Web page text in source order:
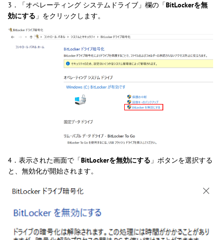
3．「オペレーティング システムドライブ」欄の「BitLockerを無
効にする 」をクリックします。
4．表示された画面で「BitLockerを無効にする 」ボタンを選択する
と、無効化が開始されます。